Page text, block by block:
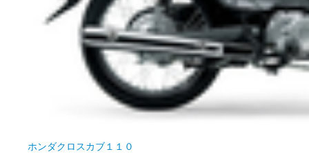
ホンダクロスカブ１１０